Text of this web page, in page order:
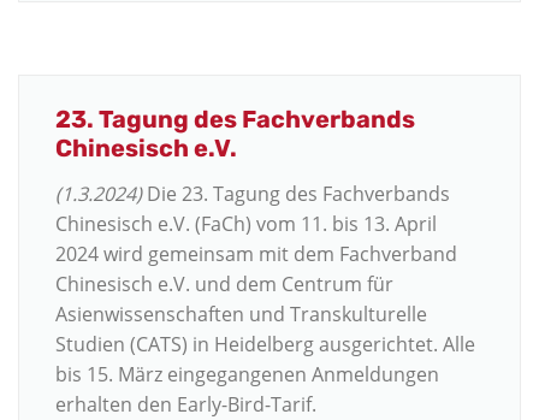
23. Tagung des Fachverbands
Chinesisch e.V.
(1.3.2024)Die 23. Tagung des Fachverbands
Chinesisch e.V. (FaCh) vom 11. bis 13. April
2024 wird gemeinsam mit dem Fachverband
Chinesisch e.V. und dem Centrum für
Asienwissenschaften und Transkulturelle
Studien (CATS) in Heidelberg ausgerichtet. Alle
bis 15. März eingegangenen Anmeldungen
erhalten den Early-Bird-Tarif.